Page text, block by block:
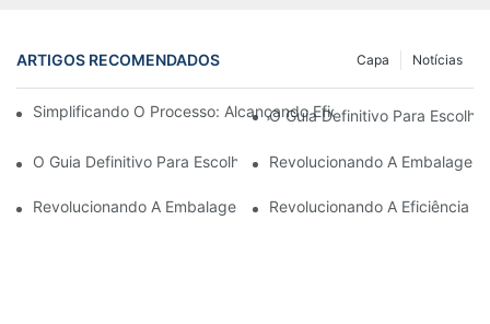
ARTIGOS RECOMENDADOS Notícias
Capa
Simplificando O Processo: Alcançando Eficiência Com
O Guia Definitivo Para
O Guia Definitivo Para Escolher Uma Empresa Confiável De
Revolucionando A
Revolucionando A Embalagem: A Máquina De Embalagem
Revolucionando A Eficiência